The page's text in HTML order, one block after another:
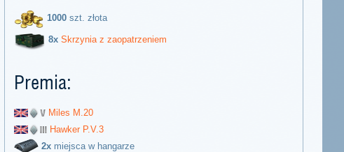
1000 szt. złota
8x Skrzynia z zaopatrzeniem
Premia:
Miles M.20
Hawker P.V.3
2x miejsca w hangarze